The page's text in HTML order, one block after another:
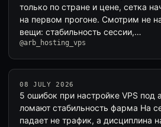
только по стране и цене, сетка
на первом прогоне. Смотрим не
вещи: стабильность сессии,…
@arb_hosting_vps
08 JULY 2026
5 ошибок при настройке VPS под
ломают стабильность фарма На
падает не трафик, а дисциплина